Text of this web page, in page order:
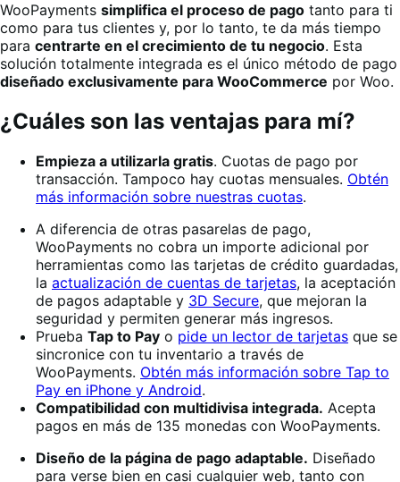
WooPayments simplifica el proceso de pago tanto para ti
como para tus clientes y, por lo tanto, te da más tiempo
para centrarte en el crecimiento de tu negocio. Esta
solución totalmente integrada es el único método de pago
diseñado exclusivamente para WooCommerce por Woo.
¿Cuáles son las ventajas para mí?
Empieza a utilizarla gratis. Cuotas de pago por
transacción. Tampoco hay cuotas mensuales. Obtén
más información sobre nuestras cuotas.
A diferencia de otras pasarelas de pago,
WooPayments no cobra un importe adicional por
herramientas como las tarjetas de crédito guardadas,
la actualización de cuentas de tarjetas, la aceptación
de pagos adaptable y 3D Secure, que mejoran la
seguridad y permiten generar más ingresos.
Prueba Tap to Pay o pide un lector de tarjetas que se
sincronice con tu inventario a través de
WooPayments. Obtén más información sobre Tap to
Pay en iPhone y Android.
Compatibilidad con multidivisa integrada. Acepta
pagos en más de 135 monedas con WooPayments.
Diseño de la página de pago adaptable. Diseñado
para verse bien en casi cualquier web, tanto con